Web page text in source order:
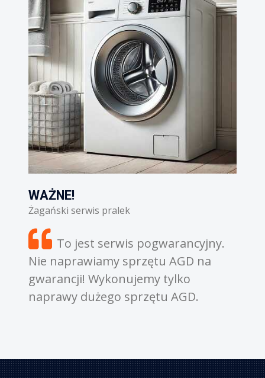
pogwarancyjny.
sprzętu AGD na
tylko
sprzętu AGD.
Żagański serwis lodówek
Zdiagnozowanie
od 100 złotych w górę.
gratis gdy zgodzimy się
sprzętu.